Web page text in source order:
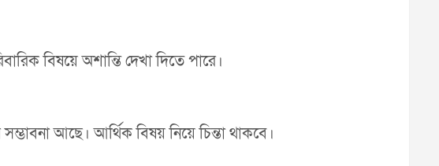
বিষয়ে অশান্তি দেখা দিতে পারে।
আছে। আর্থিক বিষয় নিয়ে চিন্তা থাকবে।